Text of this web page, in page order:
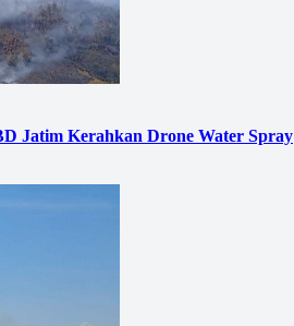
Jatim Kerahkan Drone Water Spray